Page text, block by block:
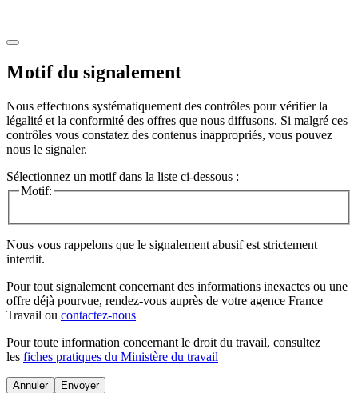
Motif du signalement
Nous effectuons systématiquement des contrôles pour vérifier la
légalité et la conformité des offres que nous diffusons. Si malgré ces
contrôles vous constatez des contenus inappropriés, vous pouvez
nous le signaler.
Sélectionnez un motif dans la liste ci-dessous :
Motif:
Nous vous rappelons que le signalement abusif est strictement
interdit.
Pour tout signalement concernant des informations inexactes ou une
offre déjà pourvue, rendez-vous auprès de votre agence France
Travail ou contactez-nous
Pour toute information concernant le droit du travail, consultez
les fiches pratiques du Ministère du travail
Annuler